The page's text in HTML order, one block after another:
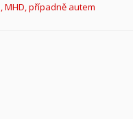
MHD, případně autem